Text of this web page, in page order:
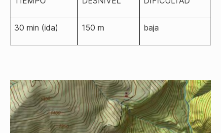
30 min (ida) 150 m baja